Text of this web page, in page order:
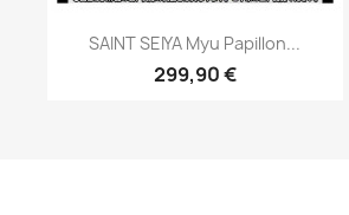
Aperçu rapide
SAINT SEIYA Myu Papillon...
299,90 €